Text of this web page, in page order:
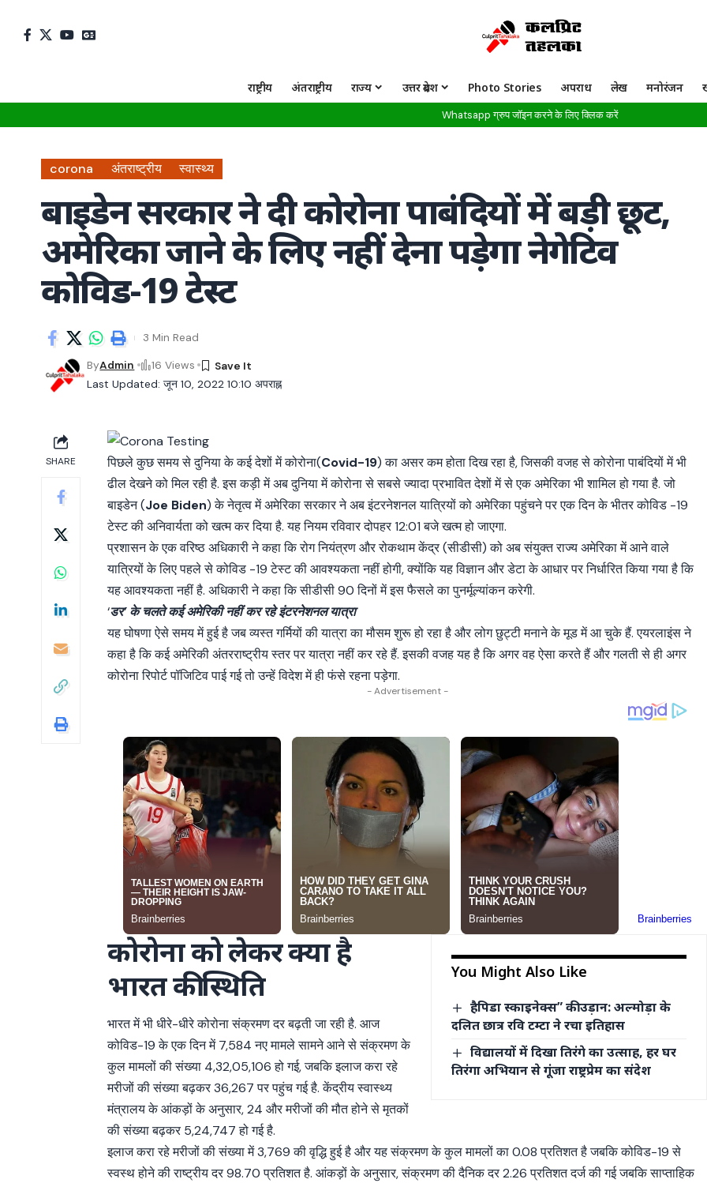
राष्ट्रीय अंतराष्ट्रीय राज्य उत्तर प्रदेश Photo Stories अपराध लेख मनोरंजन
Whatsapp ग्रुप जॉइन करने के लिए क्लिक करें
corona अंतराष्ट्रीय स्वास्थ्य
बाइडेन सरकार ने दी कोरोना पाबंदियों में बड़ी छूट,
अमेरिका जाने के लिए नहीं देना पड़ेगा नेगेटिव
कोविड-19 टेस्ट
Last Updated: जून 10, 2022 10:10 अपराह्न
ByAdmin 16 Views
3 Min Read
SHARE पिछले कुछ समय से दुनिया के कई देशों में कोरोना(Covid-19) का असर कम होता दिख रहा है, जिसकी वजह से कोरोना पाबंदियों में भी
ढील देखने को मिल रही है. इस कड़ी में अब दुनिया में कोरोना से सबसे ज्यादा प्रभावित देशों में से एक अमेरिका भी शामिल हो गया है. जो
बाइडेन (Joe Biden) के नेतृत्व में अमेरिका सरकार ने अब इंटरनेशनल यात्रियों को अमेरिका पहुंचने पर एक दिन के भीतर कोविड -19
टेस्ट की अनिवार्यता को खत्म कर दिया है. यह नियम रविवार दोपहर 12:01 बजे खत्म हो जाएगा.
प्रशासन के एक वरिष्ठ अधिकारी ने कहा कि रोग नियंत्रण और रोकथाम केंद्र (सीडीसी) को अब संयुक्त राज्य अमेरिका में आने वाले
यात्रियों के लिए पहले से कोविड -19 टेस्ट की आवश्यकता नहीं होगी, क्योंकि यह विज्ञान और डेटा के आधार पर निर्धारित किया गया है कि
यह आवश्यकता नहीं है. अधिकारी ने कहा कि सीडीसी 90 दिनों में इस फैसले का पुनर्मूल्यांकन करेगी.
‘डर’ के चलते कई अमेरिकी नहीं कर रहे इंटरनेशनल यात्रा
यह घोषणा ऐसे समय में हुई है जब व्यस्त गर्मियों की यात्रा का मौसम शुरू हो रहा है और लोग छुट्टी मनाने के मूड में आ चुके हैं. एयरलाइंस ने
कहा है कि कई अमेरिकी अंतरराष्ट्रीय स्तर पर यात्रा नहीं कर रहे हैं. इसकी वजह यह है कि अगर वह ऐसा करते हैं और गलती से ही अगर
कोरोना रिपोर्ट पॉजिटिव पाई गई तो उन्हें विदेश में ही फंसे रहना पड़ेगा.
- Advertisement -
You Might Also Like
हैपिडा स्काइनेक्स” की उड़ान: अल्मोड़ा के
दलित छात्र रवि टम्टा ने रचा इतिहास
विद्यालयों में दिखा तिरंगे का उत्साह, हर घर
तिरंगा अभियान से गूंजा राष्ट्रप्रेम का संदेश
कोरोना को लेकर क्या है
भारत की स्थिति
भारत में भी धीरे-धीरे कोरोना संक्रमण दर बढ़ती जा रही है. आज
कोविड-19 के एक दिन में 7,584 नए मामले सामने आने से संक्रमण के
कुल मामलों की संख्या 4,32,05,106 हो गई, जबकि इलाज करा रहे
मरीजों की संख्या बढ़कर 36,267 पर पहुंच गई है. केंद्रीय स्वास्थ्य
मंत्रालय के आंकड़ों के अनुसार, 24 और मरीजों की मौत होने से मृतकों
की संख्या बढ़कर 5,24,747 हो गई है.
इलाज करा रहे मरीजों की संख्या में 3,769 की वृद्धि हुई है और यह संक्रमण के कुल मामलों का 0.08 प्रतिशत है जबकि कोविड-19 से
स्वस्थ होने की राष्ट्रीय दर 98.70 प्रतिशत है. आंकड़ों के अनुसार, संक्रमण की दैनिक दर 2.26 प्रतिशत दर्ज की गई जबकि साप्ताहिक